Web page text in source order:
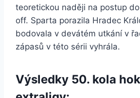
teoretickou naději na postup
off. Sparta porazila Hradec
bodovala v devátém utkání v
zápasů v této sérii vyhrála.
Výsledky 50. kola